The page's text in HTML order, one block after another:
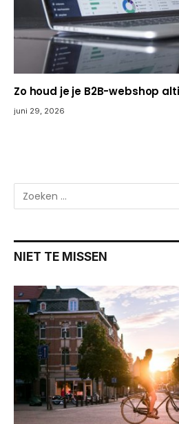
Zo houd je je B2B-webshop
juni 29, 2026
NIET TE MISSEN